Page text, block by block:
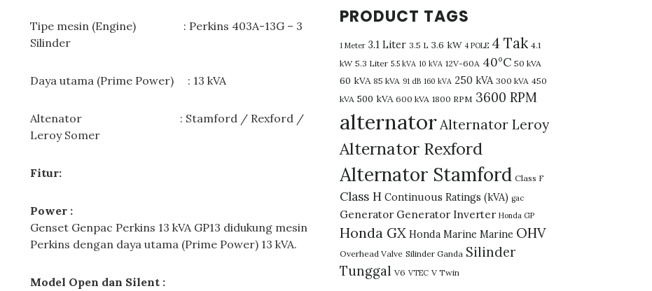
Tipe mesin (Engine) : Perkins 403A-13G – 3
Silinder
Daya utama (Prime Power) : 13 kVA
Altenator : Stamford / Rexford /
Leroy Somer
Fitur:
Power :
Genset Genpac Perkins 13 kVA GP13 didukung mesin
Perkins dengan daya utama (Prime Power) 13 kVA.
Model Open dan Silent :
PRODUCT TAGS
1 Meter 3.1 Liter 3.5 L 3.6 kW 4 POLE 4 Tak 4.1
kW 5.3 Liter 5.5 kVA 10 kVA 12V-60A 40°C 50 kVA
60 kVA 85 kVA 91 dB 160 kVA 250 kVA 300 kVA 450
kVA 500 kVA 600 kVA 1800 RPM 3600 RPM
alternatorAlternator Leroy
Alternator Rexford
Alternator Stamford Class F
Class H Continuous Ratings (kVA) gac
Generator Generator Inverter Honda GP
Honda GX Honda Marine Marine OHV
Overhead Valve Silinder Ganda Silinder
Tunggal V6 VTEC V Twin